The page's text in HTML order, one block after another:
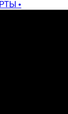
•